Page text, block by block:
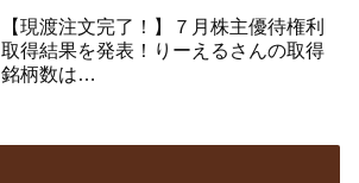
【現渡注文完了！】７月株主優待権利
取得結果を発表！りーえるさんの取得
銘柄数は…